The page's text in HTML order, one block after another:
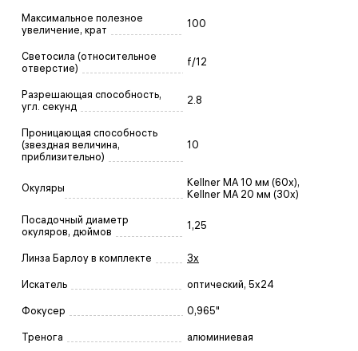
Максимальное полезное
увеличение, крат
100
Светосила (относительное
отверстие)
f/12
Разрешающая способность,
угл. секунд
2.8
Проницающая способность
(звездная величина,
приблизительно)
10
Окуляры
Kellner MA 10 мм (60х),
Kellner MA 20 мм (30х)
Посадочный диаметр
окуляров, дюймов
1,25
Линза Барлоу в комплекте 3x
Искатель оптический, 5x24
Фокусер 0,965"
Тренога алюминиевая